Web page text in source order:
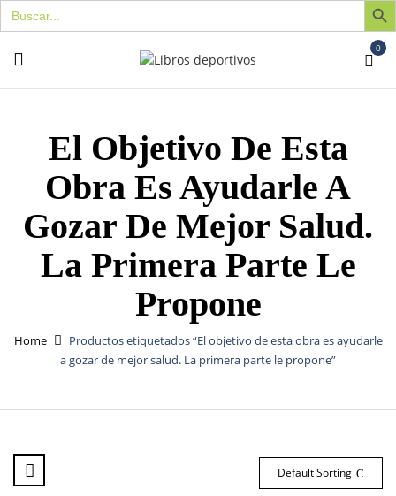
Buscar:
0
El Objetivo De Esta
Obra Es Ayudarle A
Gozar De Mejor Salud.
La Primera Parte Le
Propone
Home
Productos etiquetados “El objetivo de esta obra es ayudarle
a gozar de mejor salud. La primera parte le propone”
Default Sorting